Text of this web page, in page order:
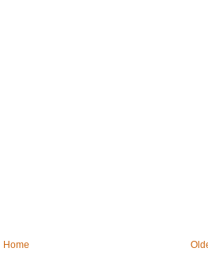
Home